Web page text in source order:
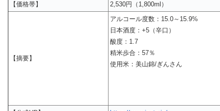
【価格帯】
2,530円（1,800ml）
【摘要】
アルコール度数：15.0～15.9%
日本酒度：+5（辛口）
酸度：1.7
精米歩合：57％
使用米：美山錦/ぎんさん